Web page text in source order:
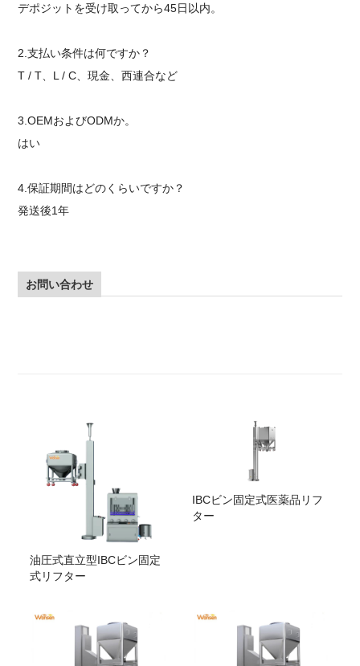
デポジットを受け取ってから45日以内。
2.支払い条件は何ですか？
T / T、L / C、現金、西連合など
3.OEMおよびODMか。
はい
4.保証期間はどのくらいですか？
発送後1年
お問い合わせ
油圧式直立型IBCビン固定
式リフター
IBCビン固定式医薬品リフ
ター